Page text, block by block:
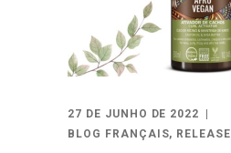
27 DE JUNHO DE 2022
BLOG FRANÇAIS, RELEASE